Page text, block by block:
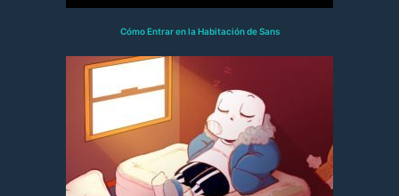
Cómo Entrar en la Habitación de Sans